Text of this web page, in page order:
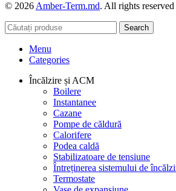
© 2026 Amber-Term.md. All rights reserved
Search
Menu
Categories
Încălzire și ACM
Boilere
Instantanee
Cazane
Pompe de căldură
Calorifere
Podea caldă
Stabilizatoare de tensiune
Întreținerea sistemului de
Termostate